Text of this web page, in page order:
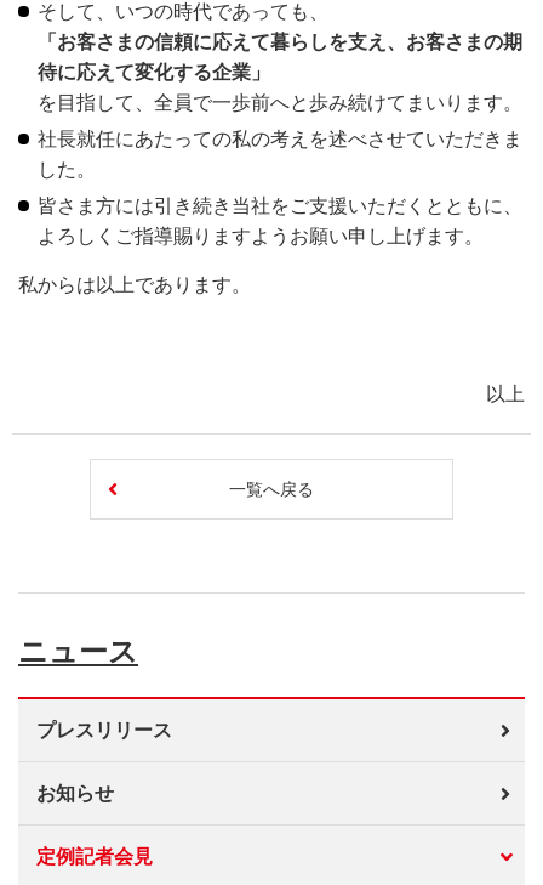
そして、いつの時代であっても、
「お客さまの信頼に応えて暮らしを支え、お客さまの期
待に応えて変化する企業」
を目指して、全員で一歩前へと歩み続けてまいります。
社長就任にあたっての私の考えを述べさせていただきま
した。
皆さま方には引き続き当社をご支援いただくとともに、
よろしくご指導賜りますようお願い申し上げます。
私からは以上であります。
以上
一覧へ戻る
ニュース
プレスリリース
お知らせ
定例記者会見